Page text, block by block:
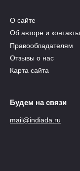
О сайте
Об авторе и контакты
Правообладателям
Отзывы о нас
Карта сайта
Будем на связи
mail@indiada.ru